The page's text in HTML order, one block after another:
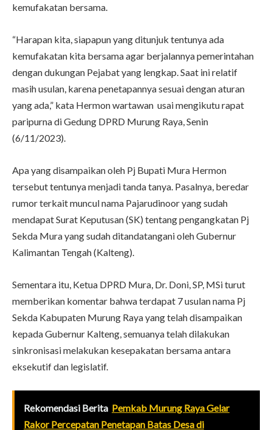
kemufakatan bersama.
“Harapan kita, siapapun yang ditunjuk tentunya ada
kemufakatan kita bersama agar berjalannya pemerintahan
dengan dukungan Pejabat yang lengkap. Saat ini relatif
masih usulan, karena penetapannya sesuai dengan aturan
yang ada,” kata Hermon wartawan usai mengikutu rapat
paripurna di Gedung DPRD Murung Raya, Senin
(6/11/2023).
Apa yang disampaikan oleh Pj Bupati Mura Hermon
tersebut tentunya menjadi tanda tanya. Pasalnya, beredar
rumor terkait muncul nama Pajarudinoor yang sudah
mendapat Surat Keputusan (SK) tentang pengangkatan Pj
Sekda Mura yang sudah ditandatangani oleh Gubernur
Kalimantan Tengah (Kalteng).
Sementara itu, Ketua DPRD Mura, Dr. Doni, SP, MSi turut
memberikan komentar bahwa terdapat 7 usulan nama Pj
Sekda Kabupaten Murung Raya yang telah disampaikan
kepada Gubernur Kalteng, semuanya telah dilakukan
sinkronisasi melakukan kesepakatan bersama antara
eksekutif dan legislatif.
Rekomendasi Berita Pemkab Murung Raya Gelar
Rakor Percepatan Penetapan Batas Desa di